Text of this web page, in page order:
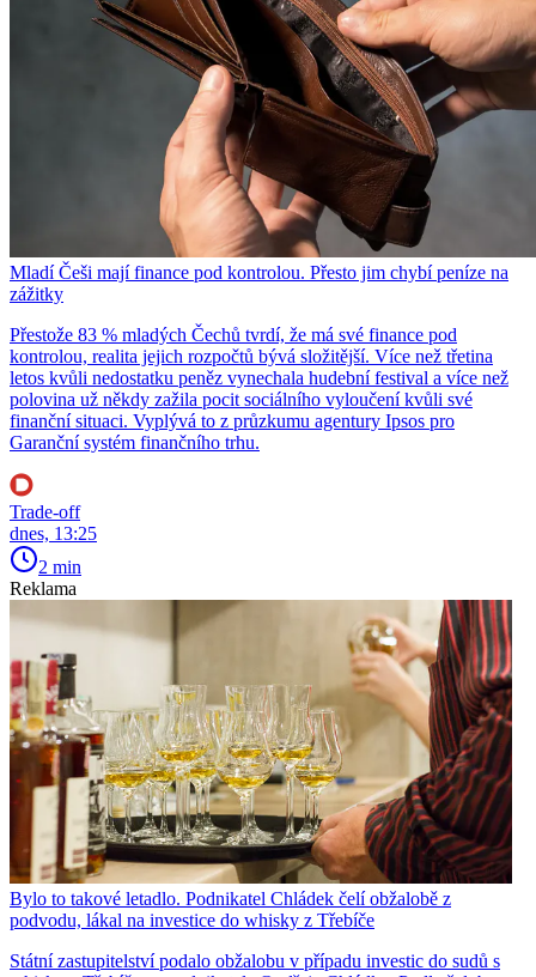
Mladí Češi mají finance pod kontrolou. Přesto jim chybí peníze na
zážitky
Přestože 83 % mladých Čechů tvrdí, že má své finance pod
kontrolou, realita jejich rozpočtů bývá složitější. Více než třetina
letos kvůli nedostatku peněz vynechala hudební festival a více než
polovina už někdy zažila pocit sociálního vyloučení kvůli své
finanční situaci. Vyplývá to z průzkumu agentury Ipsos pro
Garanční systém finančního trhu.
Trade-off
dnes, 13:25
2 min
Reklama
Bylo to takové letadlo. Podnikatel Chládek čelí obžalobě z
podvodu, lákal na investice do whisky z Třebíče
Státní zastupitelství podalo obžalobu v případu investic do sudů s